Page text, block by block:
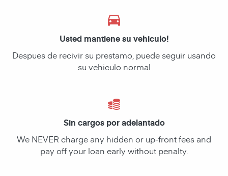
Usted mantiene su vehiculo!
Despues de recivir su prestamo, puede seguir usando
su vehiculo normal
Sin cargos por adelantado
We NEVER charge any hidden or up-front fees and
pay off your loan early without penalty.